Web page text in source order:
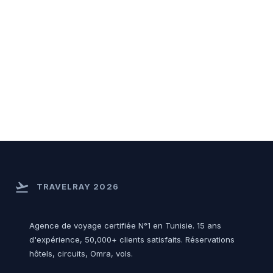
flight_takeoff TRAVELRAY 2026
Agence de voyage certifiée N°1 en Tunisie. 15 ans
d'expérience, 50,000+ clients satisfaits. Réservations
hôtels, circuits, Omra, vols.